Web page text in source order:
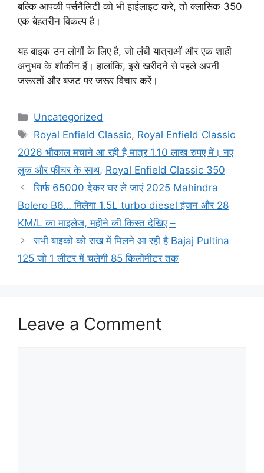
बल्कि आपकी पर्सनैलिटी को भी हाईलाइट करे, तो क्लासिक 350
एक बेहतरीन विकल्प है।
यह बाइक उन लोगों के लिए है, जो लंबी यात्राओं और एक शाही
अनुभव के शौकीन हैं। हालांकि, इसे खरीदने से पहले अपनी
जरूरतों और बजट पर जरूर विचार करें।
Categories
Uncategorized
Tags
Royal Enfield Classic, Royal Enfield Classic
2026 भौकाल मचाने आ रही है मात्र 1.10 लाख रुपए में। नए
लुक और फीचर के साथ, Royal Enfield Classic 350
सिर्फ 65000 देकर घर ले जाएं 2025 Mahindra
Bolero B6… मिलेगा 1.5L turbo diesel इंजन और 28
KM/L का माइलेज, महीने की किस्त देखिए –
सभी बाइको को राख में मिलने आ रही है Bajaj Pultina
125 जो 1 लीटर में चलेगी 85 किलोमीटर तक
Leave a Comment